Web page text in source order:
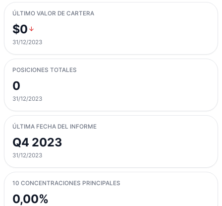
ÚLTIMO VALOR DE CARTERA
$0
31/12/2023
POSICIONES TOTALES
0
31/12/2023
ÚLTIMA FECHA DEL INFORME
Q4 2023
31/12/2023
10 CONCENTRACIONES PRINCIPALES
0,00%